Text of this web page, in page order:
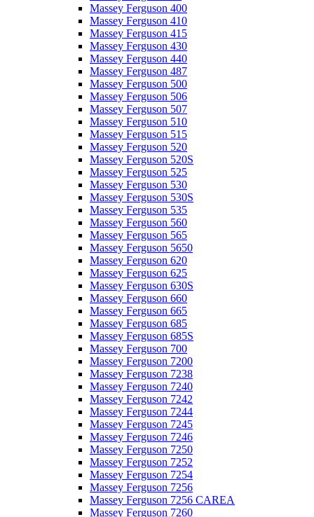
Massey Ferguson 400
Massey Ferguson 410
Massey Ferguson 415
Massey Ferguson 430
Massey Ferguson 440
Massey Ferguson 487
Massey Ferguson 500
Massey Ferguson 506
Massey Ferguson 507
Massey Ferguson 510
Massey Ferguson 515
Massey Ferguson 520
Massey Ferguson 520S
Massey Ferguson 525
Massey Ferguson 530
Massey Ferguson 530S
Massey Ferguson 535
Massey Ferguson 560
Massey Ferguson 565
Massey Ferguson 5650
Massey Ferguson 620
Massey Ferguson 625
Massey Ferguson 630S
Massey Ferguson 660
Massey Ferguson 665
Massey Ferguson 685
Massey Ferguson 685S
Massey Ferguson 700
Massey Ferguson 7200
Massey Ferguson 7238
Massey Ferguson 7240
Massey Ferguson 7242
Massey Ferguson 7244
Massey Ferguson 7245
Massey Ferguson 7246
Massey Ferguson 7250
Massey Ferguson 7252
Massey Ferguson 7254
Massey Ferguson 7256
Massey Ferguson 7256 CAREA
Massey Ferguson 7260